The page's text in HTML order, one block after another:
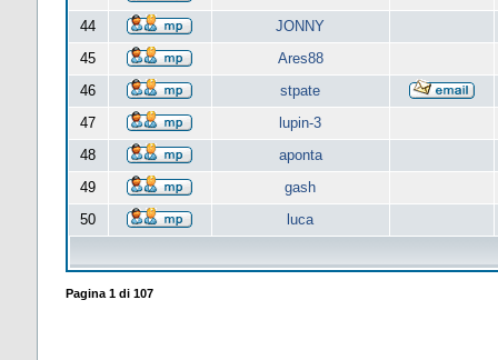
44
JONNY
45
Ares88
46
stpate
47
lupin-3
48
aponta
49
gash
50
luca
Pagina 1di 107